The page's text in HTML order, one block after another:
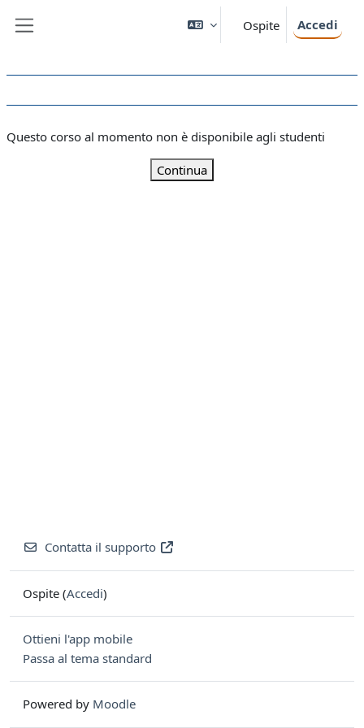
Ospite Accedi
Questo corso al momento non è disponibile agli studenti
Continua
Contatta il supporto
Ospite (Accedi)
Ottieni l'app mobile
Passa al tema standard
Powered by Moodle